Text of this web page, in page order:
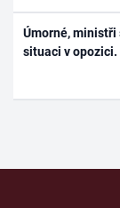
Úmorné, ministři
situaci v opozici.